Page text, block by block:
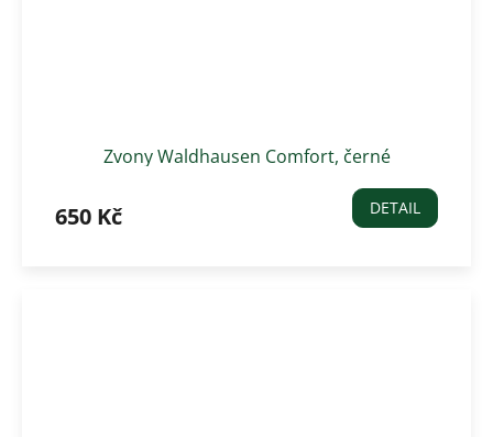
Zvony Waldhausen Comfort, černé
650 Kč DETAIL